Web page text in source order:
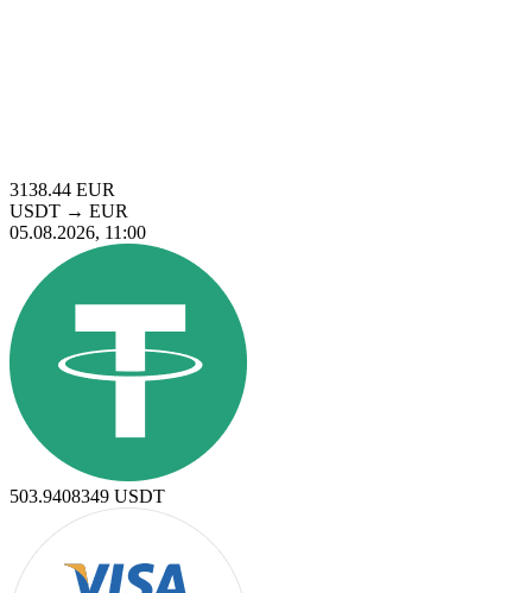
3138.44 EUR
USDT → EUR
05.08.2026, 11:00
503.9408349 USDT